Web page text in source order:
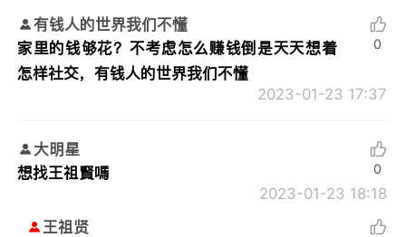
有钱人的世界我们不懂
家里的钱够花？不考虑怎么赚钱倒是天天想着
怎样社交，有钱人的世界我们不懂
2023-01-23 17:37
0
大明星
想找王祖賢嗎
2023-01-23 18:18
0
王祖贤